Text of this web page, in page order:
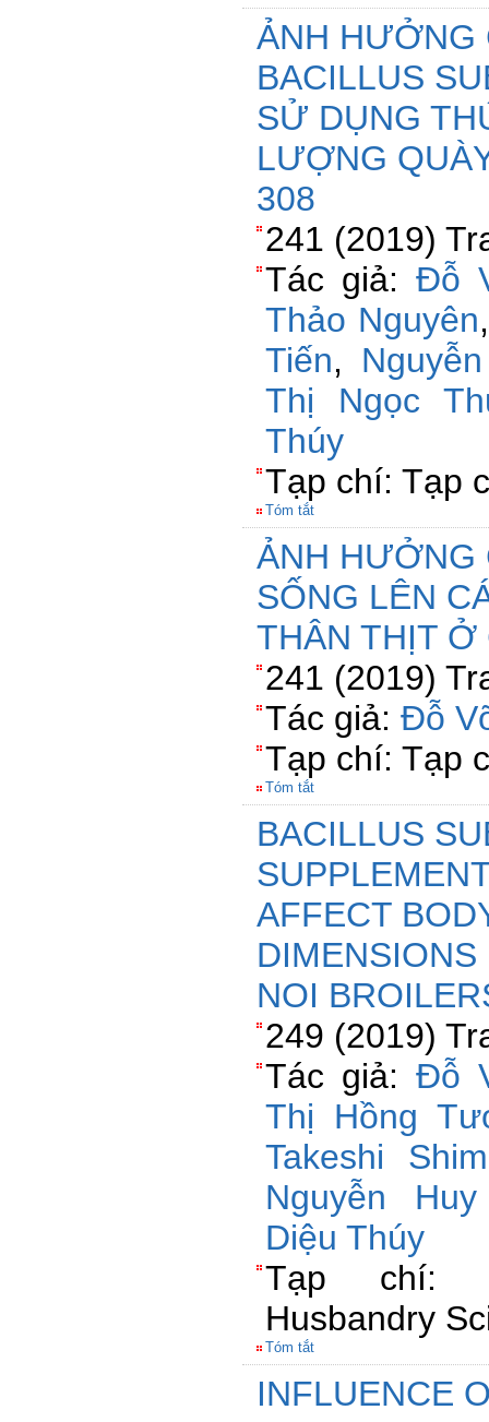
ẢNH HƯỞNG
BACILLUS
SỬ DỤNG
LƯỢNG
308
241 (2019)
Tác giả: Đỗ
Thảo Nguyên
Tiến,
Thị Ngọc
Thúy
Tạp chí: Tạp
Tóm tắt
ẢNH HƯỞNG
SỐNG LÊN
THÂN THỊT Ở
241 (2019)
Tác giả: Đỗ
Tạp chí: Tạp
Tóm tắt
BACILLUS
AFFECT
NOI
249 (2019)
Tác giả: Đỗ
Thị Hồng
Takeshi
Nguyễn
Diệu Thúy
Tạp chí:
Husbandry
Tóm tắt
INFLUENCE